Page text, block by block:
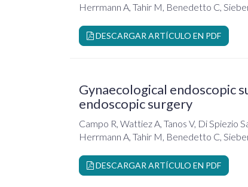
Herrmann A, Tahir M, Benedetto C,
DESCARGAR ARTÍCULO EN PDF
Gynaecological endoscopic
endoscopic surgery
Campo R, Wattiez A, Tanos V, Di Spiezio
Herrmann A, Tahir M, Benedetto C,
DESCARGAR ARTÍCULO EN PDF